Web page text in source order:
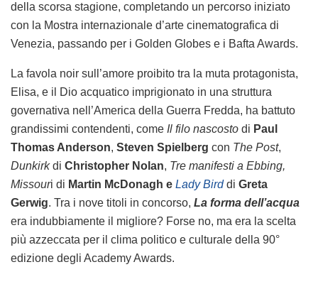
della scorsa stagione, completando un percorso iniziato
con la Mostra internazionale d’arte cinematografica di
Venezia, passando per i Golden Globes e i Bafta Awards.
La favola noir sull’amore proibito tra la muta protagonista,
Elisa, e il Dio acquatico imprigionato in una struttura
governativa nell’America della Guerra Fredda, ha battuto
grandissimi contendenti, come Il filo nascosto di Paul
Thomas Anderson, Steven Spielberg con The Post,
Dunkirkdi Christopher Nolan, Tre manifesti a Ebbing,
Missouri di Martin McDonagh e Lady Birddi Greta
Gerwig. Tra i nove titoli in concorso, La forma dell’acqua
era indubbiamente il migliore? Forse no, ma era la scelta
più azzeccata per il clima politico e culturale della 90°
edizione degli Academy Awards.